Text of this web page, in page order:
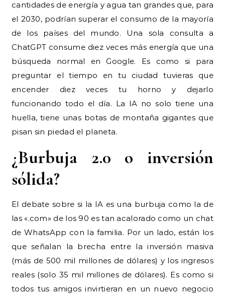
cantidades de energía y agua tan grandes que, para
el 2030, podrían superar el consumo de la mayoría
de los países del mundo. Una sola consulta a
ChatGPT consume diez veces más energía que una
búsqueda normal en Google. Es como si para
preguntar el tiempo en tu ciudad tuvieras que
encender diez veces tu horno y dejarlo
funcionando todo el día. La IA no solo tiene una
huella, tiene unas botas de montaña gigantes que
pisan sin piedad el planeta.
¿Burbuja 2.0 o inversión
sólida?
El debate sobre si la IA es una burbuja como la de
las «.com» de los 90 es tan acalorado como un chat
de WhatsApp con la familia. Por un lado, están los
que señalan la brecha entre la inversión masiva
(más de 500 mil millones de dólares) y los ingresos
reales (solo 35 mil millones de dólares). Es como si
todos tus amigos invirtieran en un nuevo negocio